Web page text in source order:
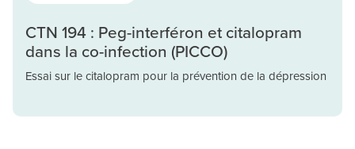
CTN 194 : Peg-interféron et citalopram
dans la co-infection (PICCO)
Essai sur le citalopram pour la prévention de la dépression